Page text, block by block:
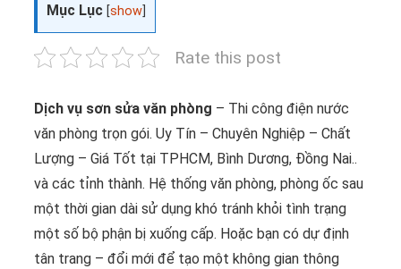
Mục Lục [show
Rate this post
Dịch vụ sơn sửa văn phòng – Thi công điện nước
văn phòng trọn gói. Uy Tín – Chuyên Nghiệp – Chất
Lượng – Giá Tốt tại TPHCM, Bình Dương, Đồng Nai..
và các tỉnh thành. Hệ thống văn phòng, phòng ốc sau
một thời gian dài sử dụng khó tránh khỏi tình trạng
một số bộ phận bị xuống cấp. Hoặc bạn có dự định
tân trang – đổi mới để tạo một không gian thông